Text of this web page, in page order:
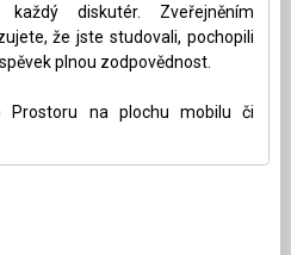
diskutér. Zveřejněním
že jste studovali, pochopili
plnou zodpovědnost.
Prostoru na plochu mobilu či